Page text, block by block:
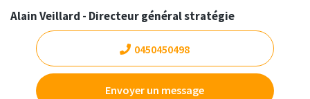
Alain Veillard - Directeur général stratégie
0450450498
Envoyer un message